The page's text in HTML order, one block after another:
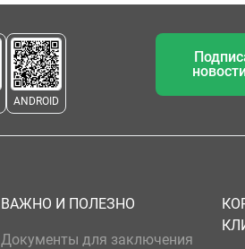
ANDROID
ВАЖНО И ПОЛЕЗНО
Документы для заключения